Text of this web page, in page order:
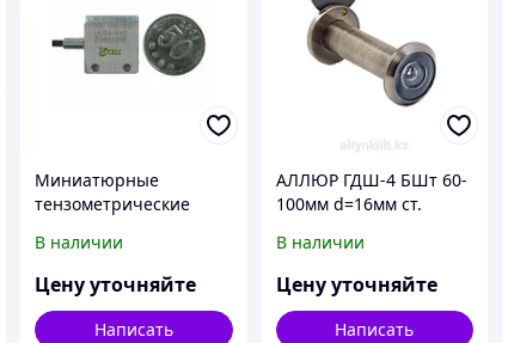
Миниатюрные
тензометрические
растяжения UU74
В наличии
Цену уточняйте
Написать
АЛЛЮР ГДШ-4 БШт 60-
100мм d=16мм ст.
(300,12)
В наличии
Цену уточняйте
Написать